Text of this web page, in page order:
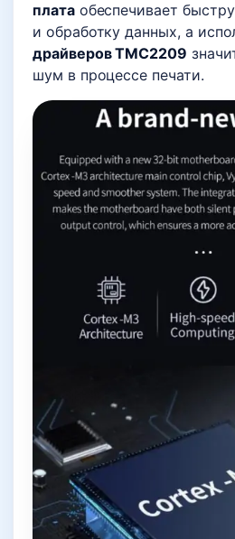
платаобеспечивает
и обработку данных, а
драйверов TMC2209
шум в процессе печати.